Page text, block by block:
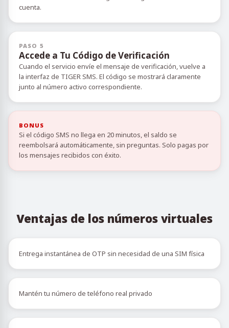
cuenta.
PASO 5
Accede a Tu Código de Verificación
Cuando el servicio envíe el mensaje de verificación, vuelve a
la interfaz de TIGER SMS. El código se mostrará claramente
junto al número activo correspondiente.
BONUS
Si el código SMS no llega en 20 minutos, el saldo se
reembolsará automáticamente, sin preguntas. Solo pagas por
los mensajes recibidos con éxito.
Ventajas de los números virtuales
Entrega instantánea de OTP sin necesidad de una SIM física
Mantén tu número de teléfono real privado